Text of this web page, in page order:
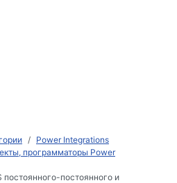
Power Integrations
программаторы Power
постоянного и